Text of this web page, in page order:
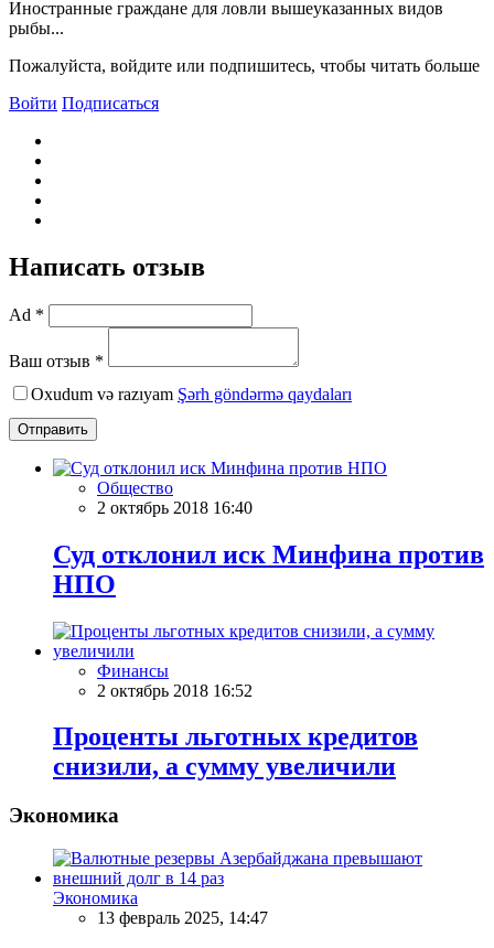
Иностранные граждане для ловли вышеуказанных видов
рыбы...
Пожалуйста, войдите или подпишитесь, чтобы читать больше
Войти Подписаться
Написать отзыв
Ad *
Ваш отзыв *
Oxudum və razıyam Şərh göndərmə qaydaları
Отправить
Общество
2 октябрь 2018 16:40
Суд отклонил иск Минфина против
НПО
Финансы
2 октябрь 2018 16:52
Проценты льготных кредитов
снизили, а сумму увеличили
Экономика
Экономика
13 февраль 2025, 14:47